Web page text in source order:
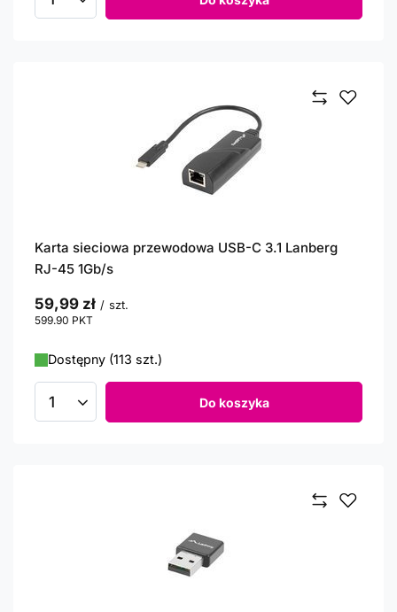
Ilość produktów
Karta sieciowa przewodowa USB-C 3.1 Lanberg
RJ-45 1Gb/s
59,99 zł / szt.
599.90 PKT
Dostępny (113 szt.)
Ilość produktów Do koszyka